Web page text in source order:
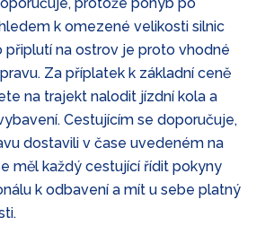
k omezené velikosti silnic
připlutí na ostrov je proto vhodné
Za příplatek k základní ceně
na trajekt nalodit jízdní kola a
Cestujícím se doporučuje,
dostavili v čase uvedeném na
měl každý cestující řídit pokyny
k odbavení a mít u sebe platný